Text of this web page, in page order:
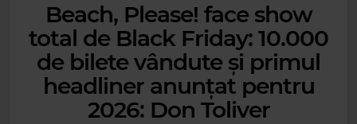
Beach, Please! face show
total de Black Friday: 10.000
de bilete vândute și primul
headliner anunțat pentru
2026: Don Toliver